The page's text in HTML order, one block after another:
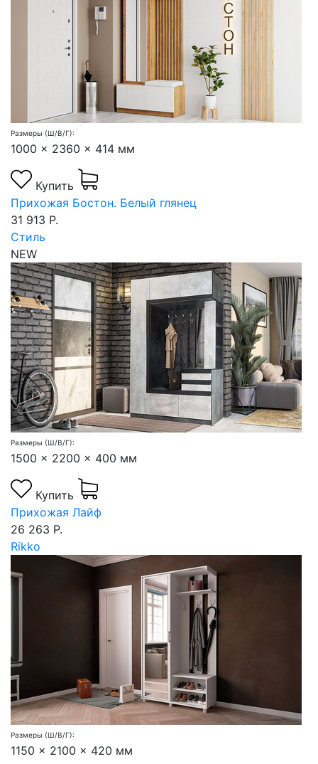
Размеры (Ш/В/Г):
1000 x 2360 x 414 мм
Купить
Прихожая Бостон. Белый глянец
31 913 Р.
Стиль
NEW
Размеры (Ш/В/Г):
1500 x 2200 x 400 мм
Купить
Прихожая Лайф
26 263 Р.
Rikko
Размеры (Ш/В/Г):
1150 x 2100 x 420 мм